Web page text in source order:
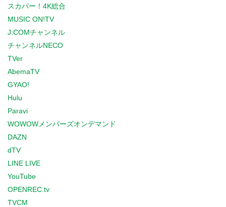
スカパー！4K総合
MUSIC ON!TV
J:COMチャンネル
チャンネルNECO
TVer
AbemaTV
GYAO!
Hulu
Paravi
WOWOWメンバーズオンデマンド
DAZN
dTV
LINE LIVE
YouTube
OPENREC.tv
TVCM